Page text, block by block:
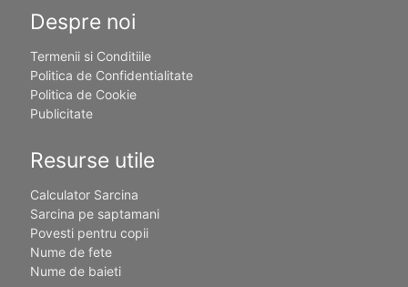
Despre noi
Termenii si Conditiile
Politica de Confidentialitate
Politica de Cookie
Publicitate
Resurse utile
Calculator Sarcina
Sarcina pe saptamani
Povesti pentru copii
Nume de fete
Nume de baieti